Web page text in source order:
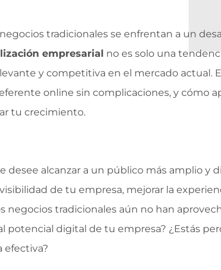
tradicionales se enfrentan a un
empresarial no es solo una
y competitiva en el mercado actual.
online sin complicaciones, y cómo
tu crecimiento.
alcanzar a un público más amplio y
de tu empresa, mejorar la
tradicionales aún no han
potencial digital de tu empresa? ¿Estás
efectiva?